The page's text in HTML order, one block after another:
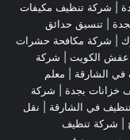
شركة تنظيف مكيفات
تنسيق حدائق
| شركة مكافحة حشرات
عفش الكويت
شركة
الشارقة
معلم
خزانات بجدة
شركة
في الشارقة
نقل
شركة تنظيف